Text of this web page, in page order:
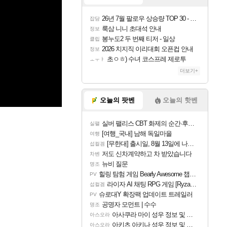
잡담 26년 7월 팔로우 상승량 TOP 30 - 월간 치지직
정보 룩삼 니니 초대석 안내
클립 봉누도2 두 번째 티저 - 일상
정보 2026 치지직 이리대회 오픈컵 안내
ㅗㅜㅑ 초ㅇㅎ) 수녀 코스프레 제로투
더보기+
오늘의 팟벤 오늘의 핫벤
실팰 실버 팰리스 CBT 화제의 순간·후기 모음
여행 [여행_국내] 남해 독일마을
섭컬겜 [무한대] 출시일, 8월 13일에 나오나
차벤 저도 신차계약하고 차 받았습니다
명조 뉴비 질문
PV 힐링 탐험 게임 Bearly Awesome 챕터 1 트레일러
섭컬겜 라이자 AI 채팅 RPG 게임 [RyzaChat: AI] 공개
PV 슈로대Y 확장팩 업데이트 트레일러
명조 공명자 모먼트 | 수수
아스오라 아사쿠라 마이 성우 정보 및 주요 필모
아스오라 아키츠 아키나 성우 정보 및 주요 필모